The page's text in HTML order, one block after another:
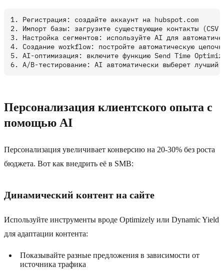
1. Регистрация: создайте аккаунт на hubspot.com
2. Импорт базы: загрузите существующие контакты (CSV
3. Настройка сегментов: используйте AI для
4. Создание workflow: постройте автоматическую
5. AI-оптимизация: включите функцию Send Time
Персонализация клиентского опыта с
помощью AI
Персонализация увеличивает конверсию на 20-30% без роста
бюджета. Вот как внедрить её в SMB:
Динамический контент на сайте
Используйте инструменты вроде Optimizely или Dynamic Yield
для адаптации контента:
Показывайте разные предложения в зависимости от
источника трафика